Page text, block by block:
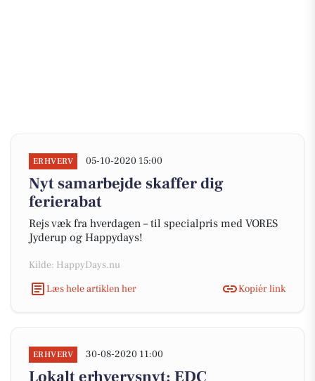
ERHVERV 05-10-2020 15:00
Nyt samarbejde skaffer dig
ferierabat
Rejs væk fra hverdagen – til specialpris med VORES
Jyderup og Happydays!
Kilde: HappyDays.nu
Læs hele artiklen her
Kopiér link
ERHVERV 30-08-2020 11:00
Lokalt erhvervsnyt: EDC